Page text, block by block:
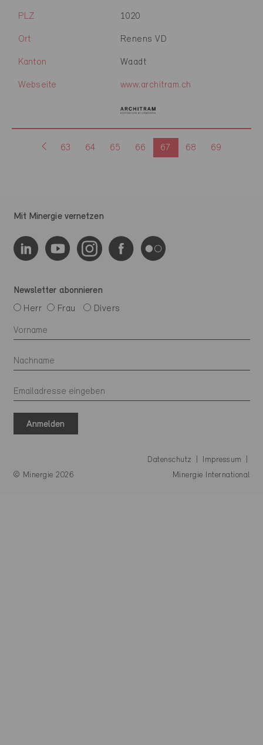
PLZ 1020
Ort Renens VD
Kanton Waadt
Webseite www.architram.ch
63 64 65 66 67 68 69
Mit Minergie vernetzen
Newsletter abonnieren
Herr
Frau Divers
Anmelden
© Minergie 2026
Datenschutz
Impressum
Minergie International